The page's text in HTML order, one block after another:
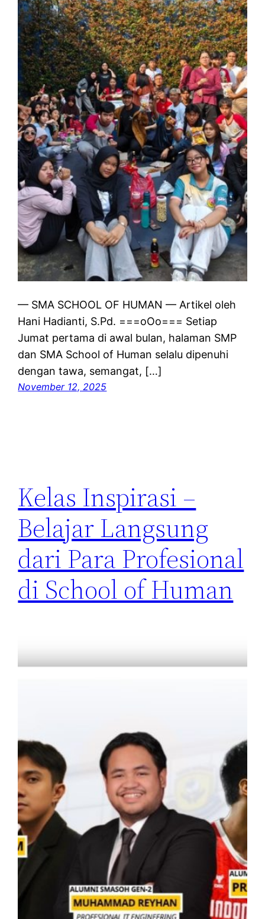
— SMA SCHOOL OF HUMAN — Artikel oleh
Hani Hadianti, S.Pd. ===oOo=== Setiap
Jumat pertama di awal bulan, halaman SMP
dan SMA School of Human selalu dipenuhi
dengan tawa, semangat, […]
November 12, 2025
Kelas Inspirasi –
Belajar Langsung
dari Para Profesional
di School of Human